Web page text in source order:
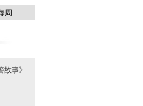
周
故事》